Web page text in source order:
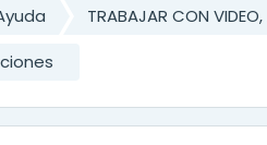
TRABAJAR CON